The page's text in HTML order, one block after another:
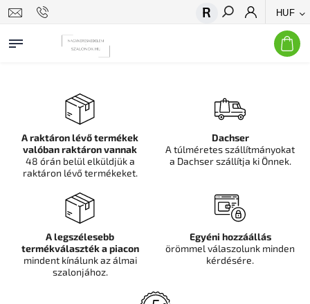
HUF
Keresés
A raktáron lévő termékek
valóban raktáron vannak
48 órán belül elküldjük a
raktáron lévő termékeket.
Dachser
A túlméretes szállítmányokat
a Dachser szállítja ki Önnek.
A legszélesebb
termékválaszték a piacon
mindent kínálunk az álmai
szalonjához.
Egyéni hozzáállás
örömmel válaszolunk minden
kérdésére.